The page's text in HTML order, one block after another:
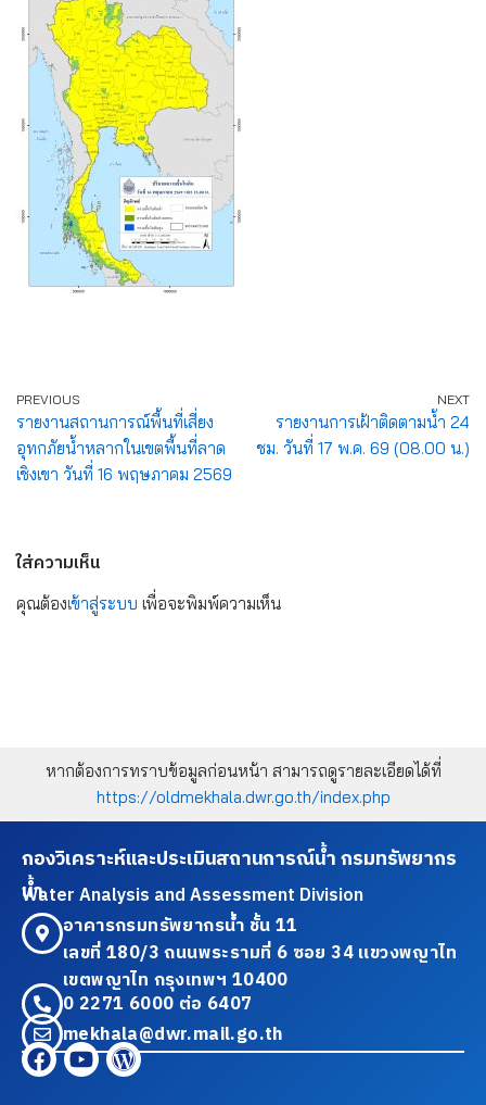
PREVIOUS
รายงานสถานการณ์พื้นที่เสี่ยง
อุทกภัยน้ำหลากในเขตพื้นที่ลาด
เชิงเขา วันที่ 16 พฤษภาคม 2569
NEXT
รายงานการเฝ้าติดตามน้ำ 24
ชม. วันที่ 17 พ.ค. 69 (08.00 น.)
ใส่ความเห็น
คุณต้องเข้าสู่ระบบ เพื่อจะพิมพ์ความเห็น
หากต้องการทราบข้อมูลก่อนหน้า สามารถดูรายละเอียดได้ที่
https://oldmekhala.dwr.go.th/index.php
กองวิเคราะห์และประเมินสถานการณ์น้ำ กรมทรัพยากร
น้ำ
Water Analysis and Assessment Division
อาคารกรมทรัพยากรน้ำ ชั้น 11
เลขที่ 180/3 ถนนพระรามที่ 6 ซอย 34 แขวงพญาไท
เขตพญาไท กรุงเทพฯ 10400
0 2271 6000 ต่อ 6407
mekhala@dwr.mail.go.th